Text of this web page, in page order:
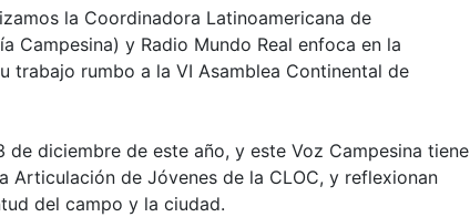
la Coordinadora Latinoamericana de
Campesina) y Radio Mundo Real enfoca en la
trabajo rumbo a la VI Asamblea Continental de
de diciembre de este año, y este Voz Campesina tiene
Articulación de Jóvenes de la CLOC, y reflexionan
del campo y la ciudad.